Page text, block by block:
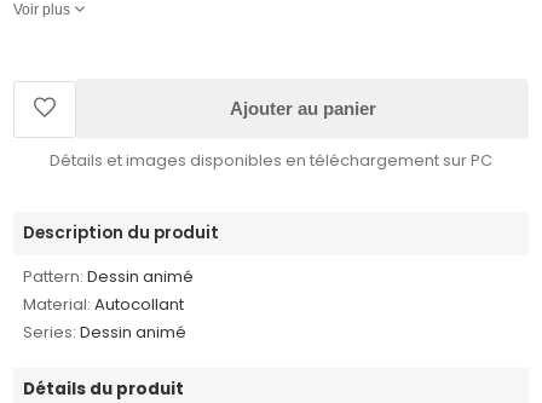
Voir plus
Ajouter au panier
Détails et images disponibles en téléchargement sur PC
Description du produit
Pattern: Dessin animé
Material: Autocollant
Series: Dessin animé
Détails du produit